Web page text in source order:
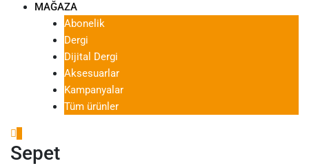
MAĞAZA
Abonelik
Dergi
Dijital Dergi
Aksesuarlar
Kampanyalar
Tüm ürünler
Sepet